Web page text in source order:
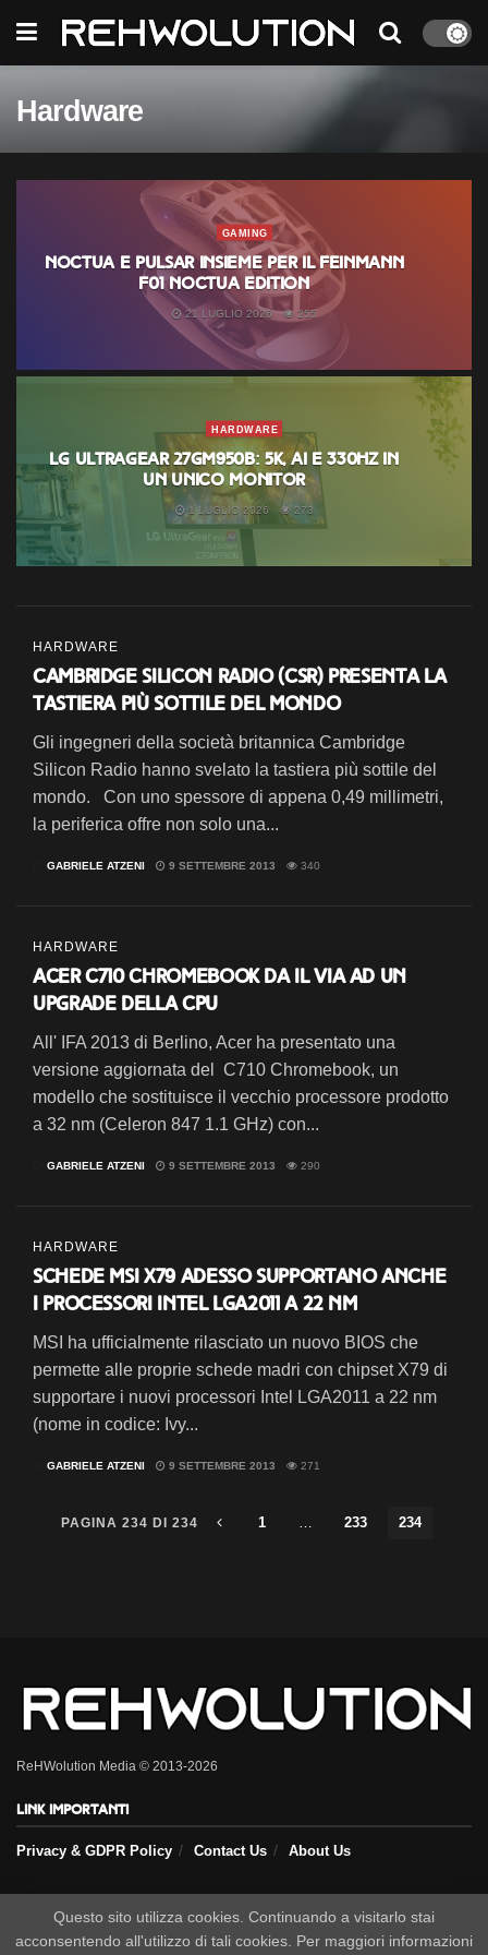
Hardware
GAMING
Noctua e Pulsar insieme per il Feinmann
F01 Noctua Edition
21 LUGLIO 2026 255
HARDWARE
LG UltraGear 27GM950B: 5K, AI e 330Hz in
un unico monitor
1 LUGLIO 2026 273
HARDWARE
Cambridge Silicon Radio (CSR) presenta la
tastiera più sottile del mondo
Gli ingegneri della società britannica Cambridge
Silicon Radio hanno svelato la tastiera più sottile del
mondo. Con uno spessore di appena 0,49 millimetri,
la periferica offre non solo una...
GABRIELE ATZENI 9 SETTEMBRE 2013 340
HARDWARE
Acer C710 Chromebook da il via ad un
upgrade della CPU
All' IFA 2013 di Berlino, Acer ha presentato una
versione aggiornata del C710 Chromebook, un
modello che sostituisce il vecchio processore prodotto
a 32 nm (Celeron 847 1.1 GHz) con...
GABRIELE ATZENI 9 SETTEMBRE 2013 290
HARDWARE
Schede MSI X79 adesso supportano anche
i processori Intel LGA2011 a 22 nm
MSI ha ufficialmente rilasciato un nuovo BIOS che
permette alle proprie schede madri con chipset X79 di
supportare i nuovi processori Intel LGA2011 a 22 nm
(nome in codice: Ivy...
GABRIELE ATZENI 9 SETTEMBRE 2013 271
PAGINA 234 DI 234 1 … 233 234
ReHWolution Media © 2013-2026
Link importanti
Privacy & GDPR Policy Contact Us About Us
Seguici sui nostri social
Questo sito utilizza cookies. Continuando a visitarlo stai
acconsentendo all'utilizzo di tali cookies. Per maggiori informazioni